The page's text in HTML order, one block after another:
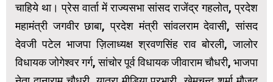
चाहिये था। प्रेस वार्ता में राज्यसभा सांसद राजेंद्र गहलोत, प्रदेश
महामंत्री जगवीर छाबा, प्रदेश मंत्री सांवलराम देवासी, सांसद
देवजी पटेल भाजपा ज़िलाध्यक्ष श्रवणसिंह राव बोरली, जालोर
विधायक जोगेश्वर गर्ग, सांचोर पूर्व विधायक जीवाराम चौधरी, भाजपा